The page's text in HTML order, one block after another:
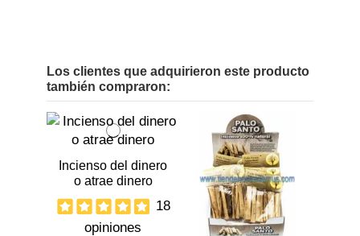
Los clientes que adquirieron este producto
también compraron:
Incienso del dinero
o atrae dinero
18
opiniones